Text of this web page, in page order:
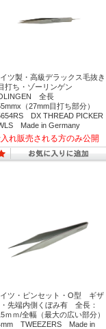
ツ製・高級デラックス毛抜き
打ち・ゾーリンゲン
全長
（27mm目打ち部分）
DX THREAD PICKER
Made in Germany
ツ・ピンセット・O型 ギザ
先端内側くぼみ有 全長：
ｍｍ/全幅（最大の広い部分）
TWEEZERS Made in